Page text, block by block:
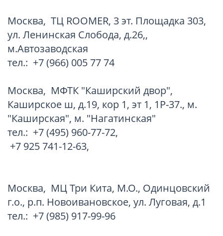
Москва, TЦ ROOMER, 3 эт. Площадка 303,
ул. Ленинская Слобода, д.26,,
м.Автозаводская
тел.: +7 (966) 005 77 74
Москва, МФТК "Каширский двор",
Каширское ш, д.19, кор 1, эт 1, 1Р-37., м.
"Каширская", м. "Нагатинская"
тел.: +7 (495) 960-77-72,
+7 925 741-12-63,
Москва, МЦ Три Кита, М.О., Одинцовский
г.о., р.п. Новоивановское, ул. Луговая, д.1
тел.: +7 (985) 917-99-96